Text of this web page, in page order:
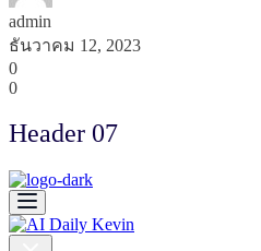
admin
ธันวาคม 12, 2023
0
0
Header 07